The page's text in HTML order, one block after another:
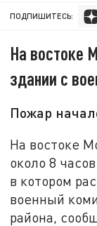
ПОДПИШИТЕСЬ:
На востоке
здании с
Пожар
На востоке
около 8
в котором
военный
района,